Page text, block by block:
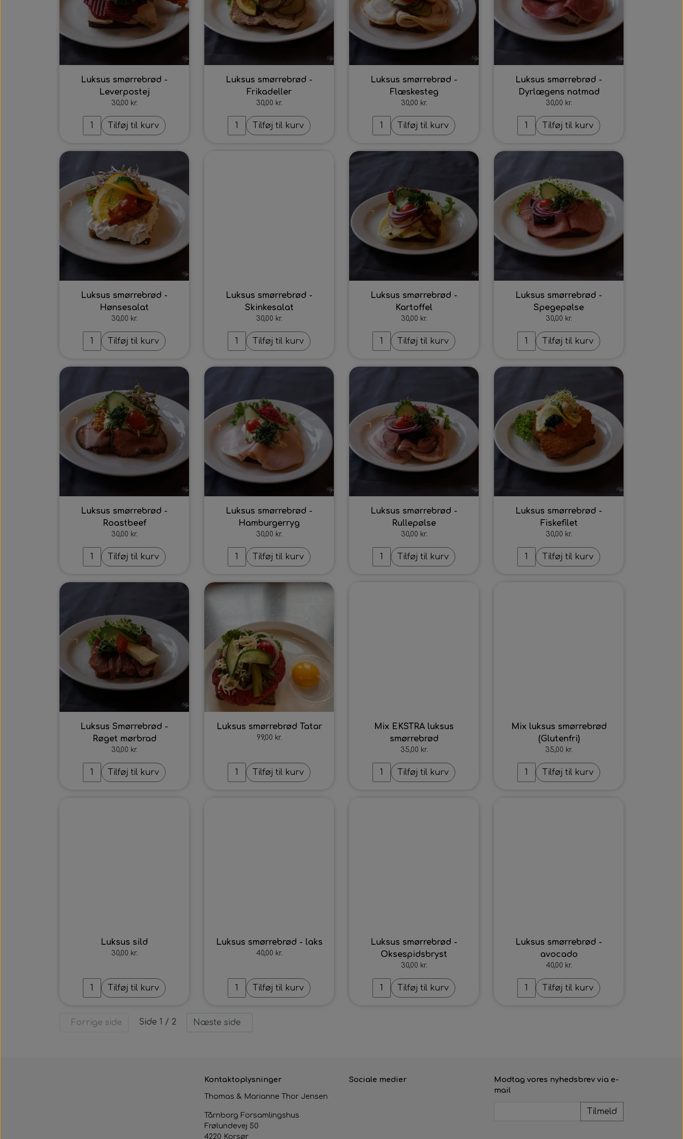
Hjertestarteren
Tårnborg Forsamlingshus bestyrelse
Huset vedtægter
Generalforsamling
Julebazar
Juletræsfest
Aften med Phillip Devantier og Benjamin Jeppesen
Luksus smørrebrød -
Leverpostej
30,00 kr.
Tilføj til kurv
Luksus smørrebrød -
Frikadeller
30,00 kr.
Tilføj til kurv
Luksus smørrebrød -
Flæskesteg
30,00 kr.
Tilføj til kurv
Luksus smørrebrød -
Dyrlægens natmad
30,00 kr.
Tilføj til kurv
Luksus smørrebrød -
Hønsesalat
30,00 kr.
Tilføj til kurv
Luksus smørrebrød -
Skinkesalat
30,00 kr.
Tilføj til kurv
Luksus smørrebrød -
Kartoffel
30,00 kr.
Tilføj til kurv
Luksus smørrebrød -
Spegepølse
30,00 kr.
Tilføj til kurv
Luksus smørrebrød -
Roastbeef
30,00 kr.
Tilføj til kurv
Luksus smørrebrød -
Hamburgerryg
30,00 kr.
Tilføj til kurv
Luksus smørrebrød -
Rullepølse
30,00 kr.
Tilføj til kurv
Luksus smørrebrød -
Fiskefilet
30,00 kr.
Tilføj til kurv
Luksus Smørrebrød -
Røget mørbrad
30,00 kr.
Tilføj til kurv
Luksus smørrebrød Tatar
99,00 kr.
Tilføj til kurv
Mix EKSTRA luksus
smørrebrød
35,00 kr.
Tilføj til kurv
Mix luksus smørrebrød
(Glutenfri)
35,00 kr.
Tilføj til kurv
Luksus sild
30,00 kr.
Tilføj til kurv
Luksus smørrebrød - laks
40,00 kr.
Tilføj til kurv
Luksus smørrebrød -
Oksespidsbryst
30,00 kr.
Tilføj til kurv
Luksus smørrebrød -
avocado
40,00 kr.
Tilføj til kurv
Forrige side Side 1 / 2 Næste side
Kontaktoplysninger
Thomas & Marianne Thor Jensen
Tårnborg Forsamlingshus
Frølundevej 50
4220 Korsør
Sociale medier
Modtag vores nyhedsbrev via e-
mail
Tilmeld